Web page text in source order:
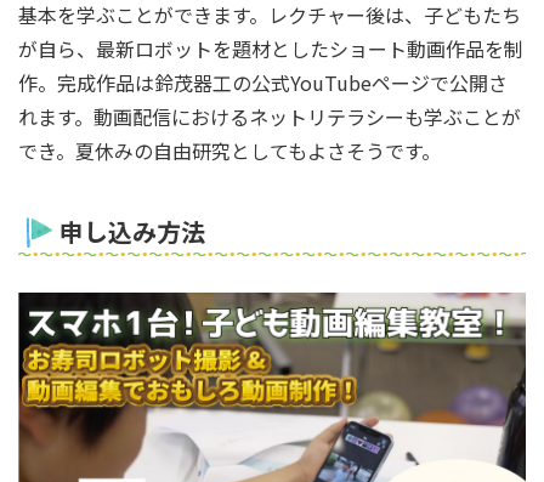
基本を学ぶことができます。レクチャー後は、子どもたち
が自ら、最新ロボットを題材としたショート動画作品を制
作。完成作品は鈴茂器工の公式YouTubeページで公開さ
れます。動画配信におけるネットリテラシーも学ぶことが
でき。夏休みの自由研究としてもよさそうです。
申し込み方法